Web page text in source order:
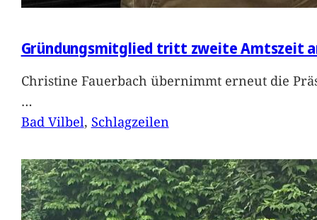
Gründungsmitglied tritt zweite Amtszeit
Christine Fauerbach übernimmt erneut die
…
Bad Vilbel, Schlagzeilen